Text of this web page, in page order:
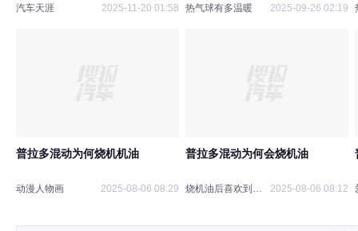
汽车天涯 2025-11-20 01:58 爆款？
热气球有多温暖 2025-09-26 02:19
普拉多混动为何烧机机油
动漫人物画 2025-08-06 08:29
普拉多混动为何会烧机油
烧机油后喜欢到处旅游 2025-08-06 08:12